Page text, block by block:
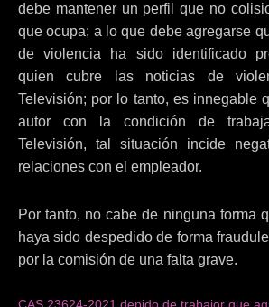
debe mantener un perfil que no
que ocupa; a lo que debe agregarse
de violencia ha sido identificado
quien cubre las noticias de
Televisión; por lo tanto, es innegable
autor con la condición de
Televisión, tal situación incide
relaciones con el empleador.
Por tanto, no cabe de ninguna forma
haya sido despedido de forma
por la comisión de una falta grave.